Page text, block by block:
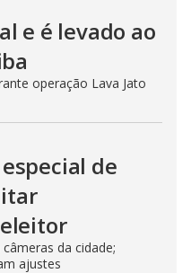
e é levado ao
operação Lava Jato
de
da cidade;
ajustes